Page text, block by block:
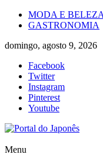
Skip
MODA E BELEZA
GASTRONOMIA
domingo, agosto 9, 2026
Facebook
Twitter
Instagram
Pinterest
Youtube
Portal
Menu